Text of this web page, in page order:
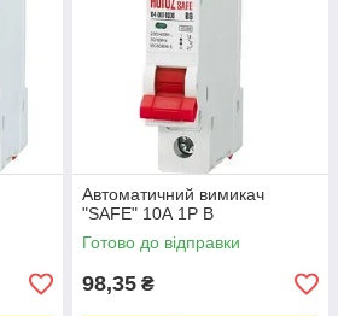
Автоматичний вимикач
"SAFE" 10А 1P В
Готово до відправки
98,35 ₴